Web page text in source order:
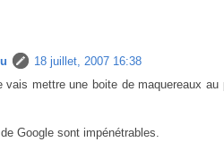
18 juillet, 2007 16:38
vais mettre une boite de maquereaux
Google sont impénétrables.